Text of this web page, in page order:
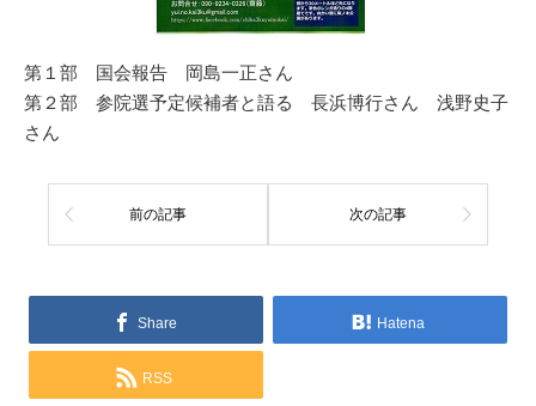
第１部 国会報告 岡島一正さん
第２部 参院選予定候補者と語る 長浜博行さん 浅野史子
さん
前の記事 次の記事
Share Hatena
RSS